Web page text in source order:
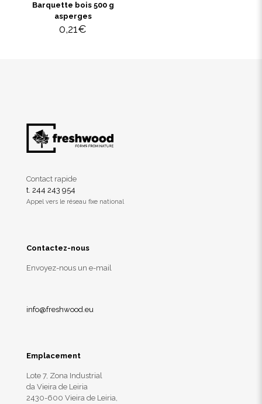
Barquette bois 500 g
asperges
0,21€
Contact rapide
t. 244 243 954
Appel vers le réseau fixe national
Contactez-nous
Envoyez-nous un e-mail
info@freshwood.eu
Emplacement
Lote 7, Zona Industrial
da Vieira de Leiria
2430-600 Vieira de Leiria,